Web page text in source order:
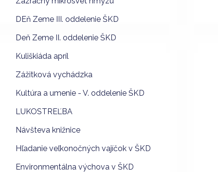
DEň Zeme III. oddelenie ŠKD
Deň Zeme II. oddelenie ŠKD
Kuliškiáda apríl
Zážitková vychádzka
Kultúra a umenie - V. oddelenie ŠKD
LUKOSTREĽBA
Návšteva knižnice
Hľadanie veľkonočných vajíčok v ŠKD
Environmentálna výchova v ŠKD